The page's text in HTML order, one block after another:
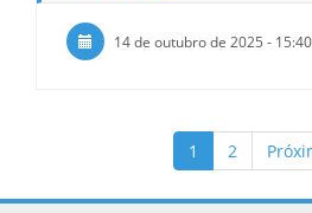
14 de outubro de 2025 - 15:40
1 2